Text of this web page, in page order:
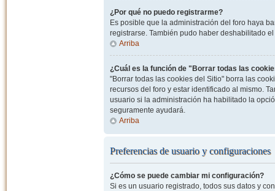
¿Por qué no puedo registrarme?
Es posible que la administración del foro haya
registrarse. También pudo haber deshabilitado
Arriba
¿Cuál es la función de "Borrar todas las
"Borrar todas las cookies del Sitio" borra las
recursos del foro y estar identificado al mismo.
usuario si la administración ha habilitado la
seguramente ayudará.
Arriba
Preferencias de usuario y configuraciones
¿Cómo se puede cambiar mi configuración?
Si es un usuario registrado, todos sus datos y